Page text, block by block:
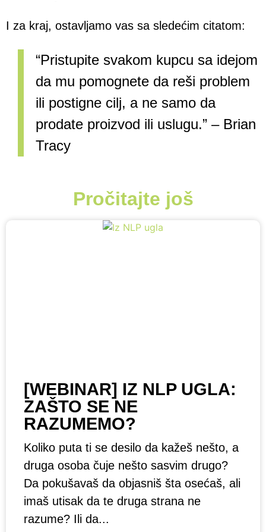
I za kraj, ostavljamo vas sa sledećim citatom:
“Pristupite svakom kupcu sa idejom
da mu pomognete da reši problem
ili postigne cilj, a ne samo da
prodate proizvod ili uslugu.” – Brian
Tracy
Pročitajte još
[WEBINAR] IZ NLP UGLA:
ZAŠTO SE NE
RAZUMEMO?
Koliko puta ti se desilo da kažeš nešto, a
druga osoba čuje nešto sasvim drugo?
Da pokušavaš da objasniš šta osećaš, ali
imaš utisak da te druga strana ne
razume? Ili da...